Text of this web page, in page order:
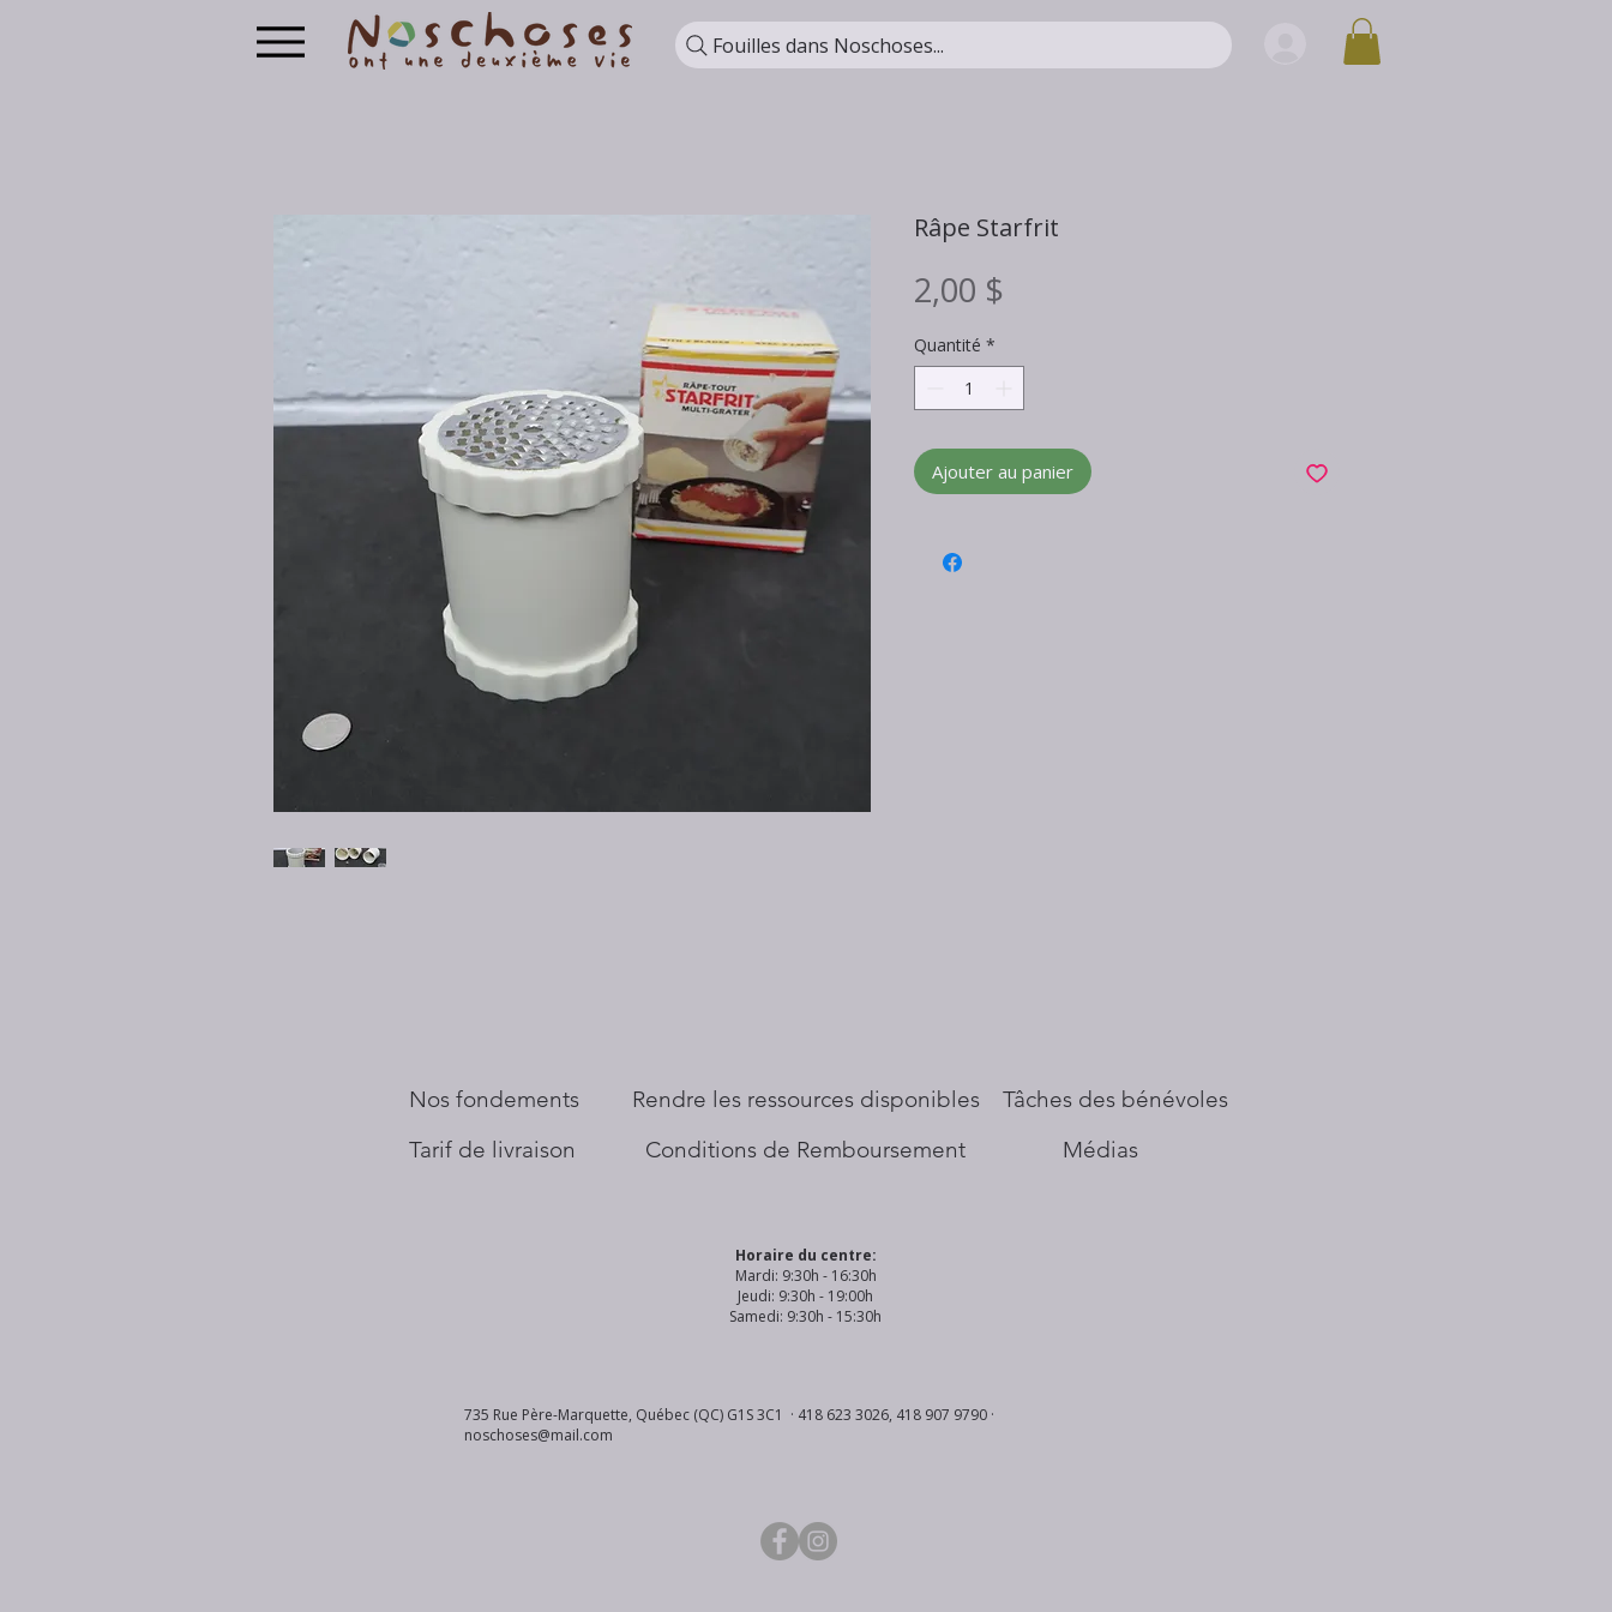
Fouilles dans Noschoses...
Râpe Starfrit
2,00 $
Quantité *
Ajouter au panier
Nos fondements
Tarif de livraison
​Rendre les ressources disponibles
Conditions de Remboursement
Tâches des bénévoles
Médias
Horaire du centre:
Mardi: 9:30h - 16:30h
Jeudi: 9:30h - 19:00h
Samedi: 9:30h - 15:30h
735 Rue Père-Marquette, Québec (QC) G1S 3C1 · 418 623 3026, 418 907 9790 ·
noschoses@mail.com